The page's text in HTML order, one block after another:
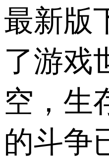
最新版
了游戏
空，生
的斗争